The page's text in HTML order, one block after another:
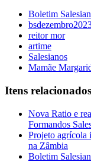
Boletim
reitor mor
artime
Salesianos
Mamãe
Itens
Nova Ratio e
Formandos
Projeto agrícola
na Zâmbia
Boletim